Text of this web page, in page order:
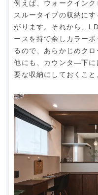
例えば、ウォークイン
スルータイプの収納に
がります。それから、
ースを持て余しカラー
るので、あらかじめク
他にも、カウンタ―下に
要な収納にしておくこと